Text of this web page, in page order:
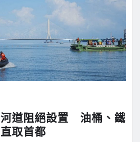
道阻絕設置 油桶、鐵
取首都